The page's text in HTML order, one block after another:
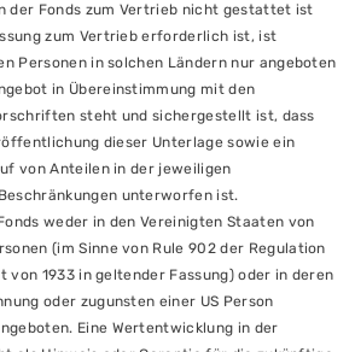
der Fonds zum Vertrieb nicht gestattet ist
zum Vertrieb erforderlich ist, ist
Personen in solchen Ländern nur angeboten
in Übereinstimmung mit den
steht und sichergestellt ist, dass
dieser Unterlage sowie ein
von Anteilen in der jeweiligen
unterworfen ist.
weder in den Vereinigten Staaten von
(im Sinne von Rule 902 der Regulation
von 1933 in geltender Fassung) oder in deren
oder zugunsten einer US Person
Eine Wertentwicklung in der